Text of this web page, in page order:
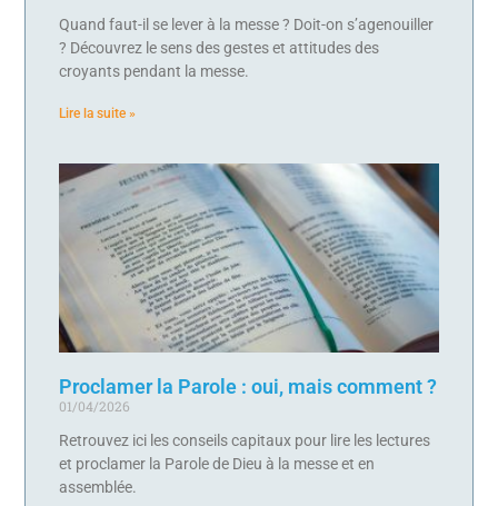
Quand faut-il se lever à la messe ? Doit-on s’agenouiller
? Découvrez le sens des gestes et attitudes des
croyants pendant la messe.
Lire la suite »
Proclamer la Parole : oui, mais comment ?
01/04/2026
Retrouvez ici les conseils capitaux pour lire les lectures
et proclamer la Parole de Dieu à la messe et en
assemblée.